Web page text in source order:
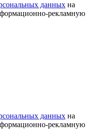
данных на
рекламную
данных на
рекламную